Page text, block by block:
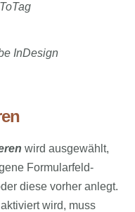
InDesign
wird ausgewählt,
Formularfeld-
diese vorher anlegt.
aktiviert wird, muss